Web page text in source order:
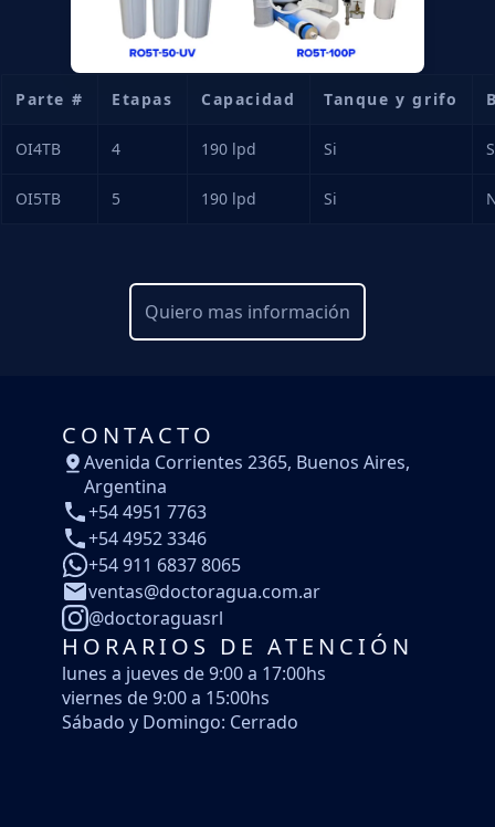
Parte # Etapas Capacidad Tanque y grifo
OI4TB 4 190 lpd Si
OI5TB 5 190 lpd Si
Quiero mas información
CONTACTO
Avenida Corrientes 2365, Buenos Aires,
Argentina
+54 4951 7763
+54 4952 3346
+54 911 6837 8065
ventas@doctoragua.com.ar
@doctoraguasrl
HORARIOS DE ATENCIÓN
lunes a jueves de 9:00 a 17:00hs
viernes de 9:00 a 15:00hs
Sábado y Domingo: Cerrado